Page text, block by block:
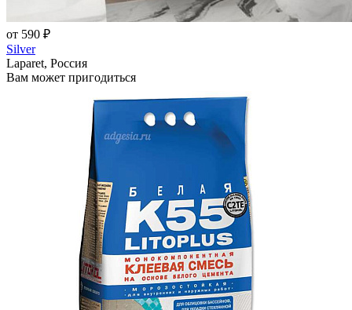
от 590 ₽
Silver
Laparet, Россия
Вам может пригодиться